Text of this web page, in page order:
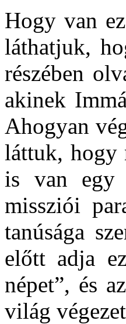
Hogy van
láthatjuk,
részében
akinek
Ahogyan
láttuk, hogy
is van egy
missziói
tanúsága
előtt adja
népet”, és
világ